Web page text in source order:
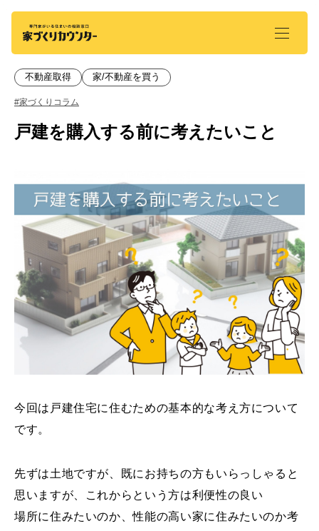
不動産取得 家/不動産を買う
#家づくりコラム
戸建を購入する前に考えたいこと
今回は戸建住宅に住むための基本的な考え方について
です。
先ずは土地ですが、既にお持ちの方もいらっしゃると
思いますが、これからという方は利便性の良い
場所に住みたいのか、性能の高い家に住みたいのか考